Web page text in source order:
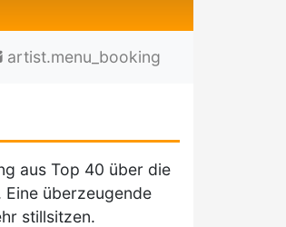
artist.menu_booking
aus Top 40 über die
überzeugende
stillsitzen.